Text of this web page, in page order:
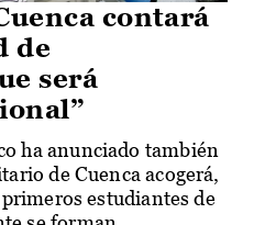
contará
de
será
ha anunciado también
de Cuenca acogerá,
estudiantes de